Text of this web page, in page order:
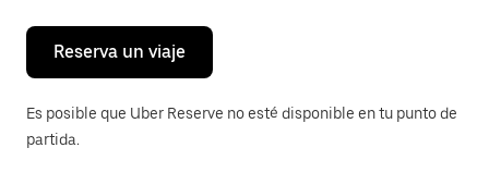
el
calendario.
Reserva un viaje
Es posible que Uber Reserve no esté disponible en tu punto de
partida.